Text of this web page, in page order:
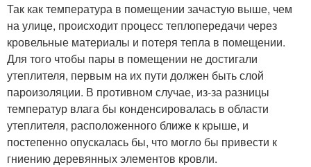
Так как температура в помещении зачастую выше, чем
на улице, происходит процесс теплопередачи через
кровельные материалы и потеря тепла в помещении.
Для того чтобы пары в помещении не достигали
утеплителя, первым на их пути должен быть слой
пароизоляции. В противном случае, из-за разницы
температур влага бы конденсировалась в области
утеплителя, расположенного ближе к крыше, и
постепенно опускалась бы, что могло бы привести к
гниению деревянных элементов кровли.